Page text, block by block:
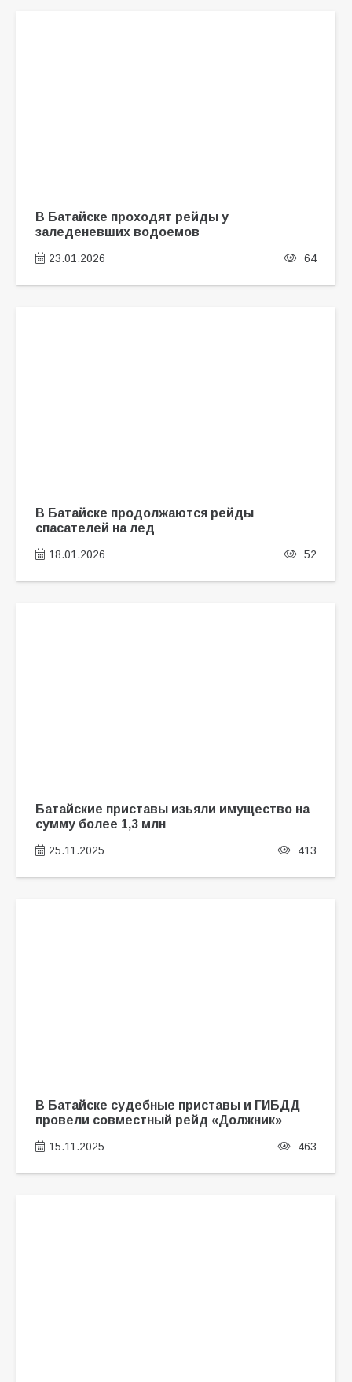
В Батайске проходят рейды у
заледеневших водоемов
23.01.2026 64
В Батайске продолжаются рейды
спасателей на лед
18.01.2026 52
Батайские приставы изьяли имущество на
сумму более 1,3 млн
25.11.2025 413
В Батайске судебные приставы и ГИБДД
провели совместный рейд «Должник»
15.11.2025 463